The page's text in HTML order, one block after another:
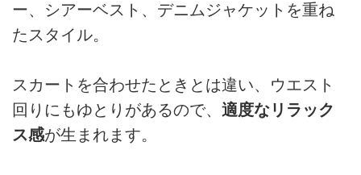
ー、シアーベスト、デニムジャケットを重ね
たスタイル。
スカートを合わせたときとは違い、ウエスト
回りにもゆとりがあるので、 適度なリラック
ス感が生まれます。